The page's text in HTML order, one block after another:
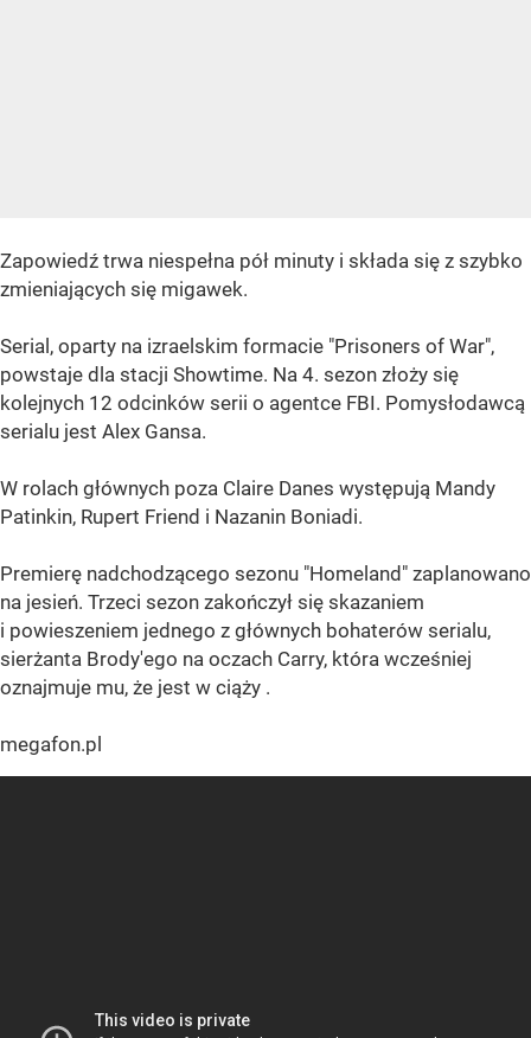
Zapowiedź trwa niespełna pół minuty i składa się z szybko
zmieniających się migawek.
Serial, oparty na izraelskim formacie "Prisoners of War",
powstaje dla stacji Showtime. Na 4. sezon złoży się
kolejnych 12 odcinków serii o agentce FBI. Pomysłodawcą
serialu jest Alex Gansa.
W rolach głównych poza Claire Danes występują Mandy
Patinkin, Rupert Friend i Nazanin Boniadi.
Premierę nadchodzącego sezonu "Homeland" zaplanowano
na jesień. Trzeci sezon zakończył się skazaniem
i powieszeniem jednego z głównych bohaterów serialu,
sierżanta Brody'ego na oczach Carry, która wcześniej
oznajmuje mu, że jest w ciąży .
megafon.pl